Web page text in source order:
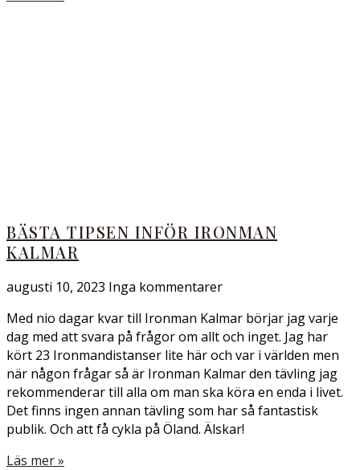
BÄSTA TIPSEN INFÖR IRONMAN
KALMAR
augusti 10, 2023 Inga kommentarer
Med nio dagar kvar till Ironman Kalmar börjar jag varje
dag med att svara på frågor om allt och inget. Jag har
kört 23 Ironmandistanser lite här och var i världen men
när någon frågar så är Ironman Kalmar den tävling jag
rekommenderar till alla om man ska köra en enda i livet.
Det finns ingen annan tävling som har så fantastisk
publik. Och att få cykla på Öland. Älskar!
Läs mer »